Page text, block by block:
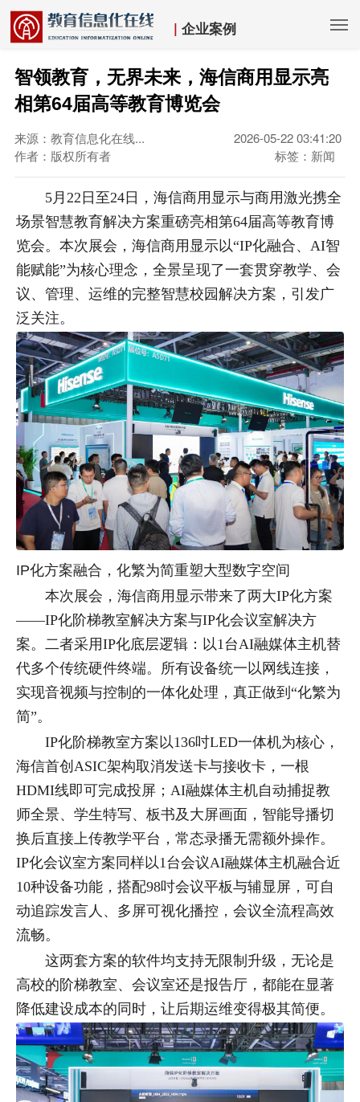
| 企业案例
智领教育，无界未来，海信商用显示亮
相第64届高等教育博览会
来源：教育信息化在线...
2026-05-22 03:41:20
作者：版权所有者
标签：新闻
5月22日至24日，海信商用显示与商用激光携全
场景智慧教育解决方案重磅亮相第64届高等教育博
览会。本次展会，海信商用显示以“IP化融合、AI智
能赋能”为核心理念，全景呈现了一套贯穿教学、会
议、管理、运维的完整智慧校园解决方案，引发广
泛关注。
IP化方案融合，化繁为简重塑大型数字空间
本次展会，海信商用显示带来了两大IP化方案
——IP化阶梯教室解决方案与IP化会议室解决方
案。二者采用IP化底层逻辑：以1台AI融媒体主机替
代多个传统硬件终端。所有设备统一以网线连接，
实现音视频与控制的一体化处理，真正做到“化繁为
简”。
IP化阶梯教室方案以136吋LED一体机为核心，
海信首创ASIC架构取消发送卡与接收卡，一根
HDMI线即可完成投屏；AI融媒体主机自动捕捉教
师全景、学生特写、板书及大屏画面，智能导播切
换后直接上传教学平台，常态录播无需额外操作。
IP化会议室方案同样以1台会议AI融媒体主机融合近
10种设备功能，搭配98吋会议平板与辅显屏，可自
动追踪发言人、多屏可视化播控，会议全流程高效
流畅。
这两套方案的软件均支持无限制升级，无论是
高校的阶梯教室、会议室还是报告厅，都能在显著
降低建设成本的同时，让后期运维变得极其简便。